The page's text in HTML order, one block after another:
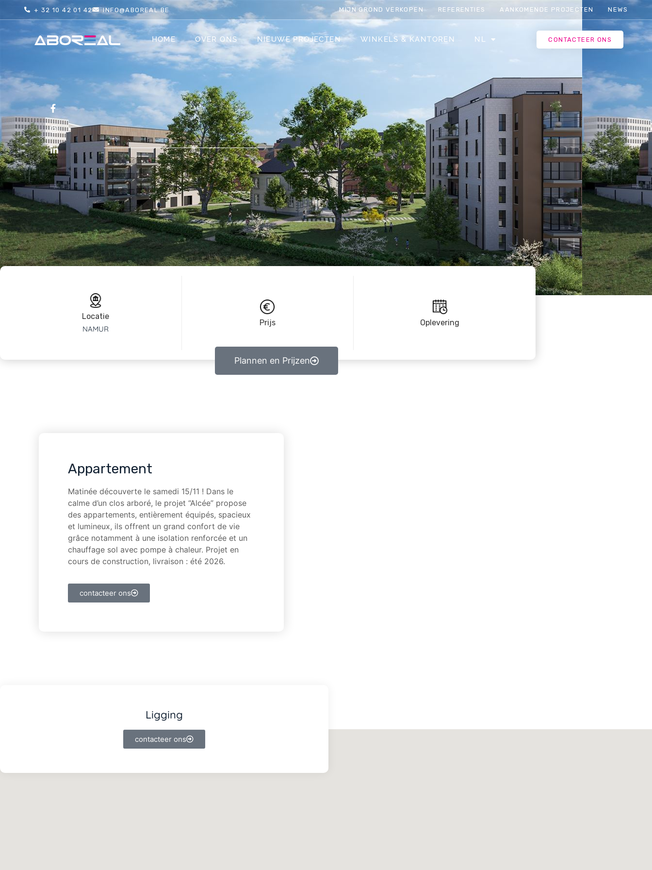
+ 32 10 42 01 42 INFO@ABOREAL.BE MIJN GROND VERKOPEN REFERENTIES AANKOMENDE PROJECTEN NEWS
HOME OVER ONS NIEUWE PROJECTEN WINKELS & KANTOREN NL CONTACTEER ONS
Locatie
NAMUR
Prijs Oplevering
Plannen en Prijzen
Appartement
Matinée découverte le samedi 15/11 ! Dans le
calme d’un clos arboré, le projet “Alcée” propose
des appartements, entièrement équipés, spacieux
et lumineux, ils offrent un grand confort de vie
grâce notamment à une isolation renforcée et un
chauffage sol avec pompe à chaleur. Projet en
cours de construction, livraison : été 2026.
contacteer ons
Ligging
contacteer ons